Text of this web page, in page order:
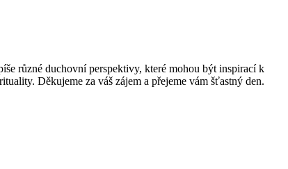
různé duchovní perspektivy, které mohou být inspirací k
Děkujeme za váš zájem a přejeme vám šťastný den.